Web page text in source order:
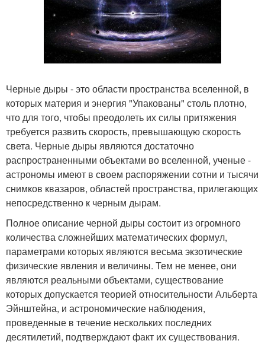
Черные дыры - это области пространства вселенной, в
которых материя и энергия "Упакованы" столь плотно,
что для того, чтобы преодолеть их силы притяжения
требуется развить скорость, превышающую скорость
света. Черные дыры являются достаточно
распространенными объектами во вселенной, ученые -
астрономы имеют в своем распоряжении сотни и тысячи
снимков квазаров, областей пространства, прилегающих
непосредственно к черным дырам.
Полное описание черной дыры состоит из огромного
количества сложнейших математических формул,
параметрами которых являются весьма экзотические
физические явления и величины. Тем не менее, они
являются реальными объектами, существование
которых допускается теорией относительности Альберта
Эйнштейна, и астрономические наблюдения,
проведенные в течение нескольких последних
десятилетий, подтверждают факт их существования.